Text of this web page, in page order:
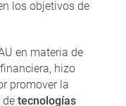
los objetivos de
en materia de
hizo
promover la
de tecnologías